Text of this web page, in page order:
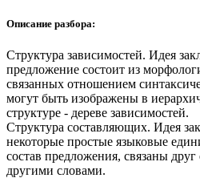
Описание разбора:
Структура зависимостей. Идея
предложение состоит из
связанных отношением
могут быть изображены в
структуре - дереве зависимостей.
Структура составляющих. Идея
некоторые простые языковые
состав предложения, связаны
другими словами.